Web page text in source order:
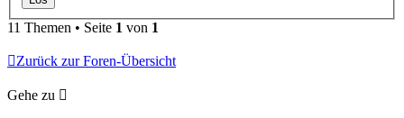
11 Themen • Seite 1 von 1
Zurück zur Foren-Übersicht
Gehe zu